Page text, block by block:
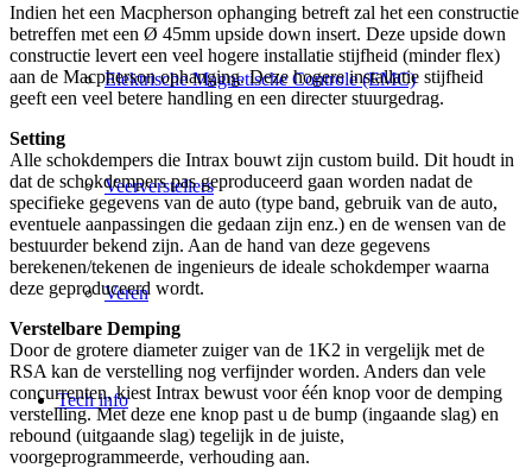
Elektrische Magnetische Controle (EMC)
Veerverstellers
Veren
Tech info
Indien het een Macpherson ophanging betreft zal het een constructie
betreffen met een Ø 45mm upside down insert. Deze upside down
constructie levert een veel hogere installatie stijfheid (minder flex)
aan de Macpherson ophanging. Deze hogere installatie stijfheid
geeft een veel betere handling en een directer stuurgedrag.
Setting
Alle schokdempers die Intrax bouwt zijn custom build. Dit houdt in
dat de schokdempers pas geproduceerd gaan worden nadat de
specifieke gegevens van de auto (type band, gebruik van de auto,
eventuele aanpassingen die gedaan zijn enz.) en de wensen van de
bestuurder bekend zijn. Aan de hand van deze gegevens
berekenen/tekenen de ingenieurs de ideale schokdemper waarna
deze geproduceerd wordt.
Verstelbare Demping
Door de grotere diameter zuiger van de 1K2 in vergelijk met de
RSA kan de verstelling nog verfijnder worden. Anders dan vele
concurrenten, kiest Intrax bewust voor één knop voor de demping
verstelling. Met deze ene knop past u de bump (ingaande slag) en
rebound (uitgaande slag) tegelijk in de juiste,
voorgeprogrammeerde, verhouding aan.